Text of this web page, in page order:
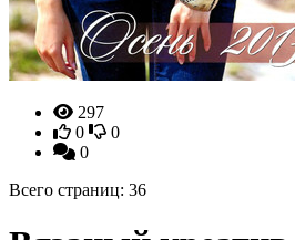
297
0
0
0
Всего страниц: 36